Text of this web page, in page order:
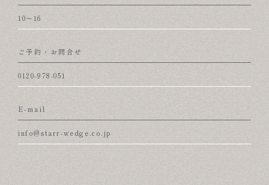
10～16
ご予約・お問合せ
0120-978-051
E-mail
info@starr-wedge.co.jp